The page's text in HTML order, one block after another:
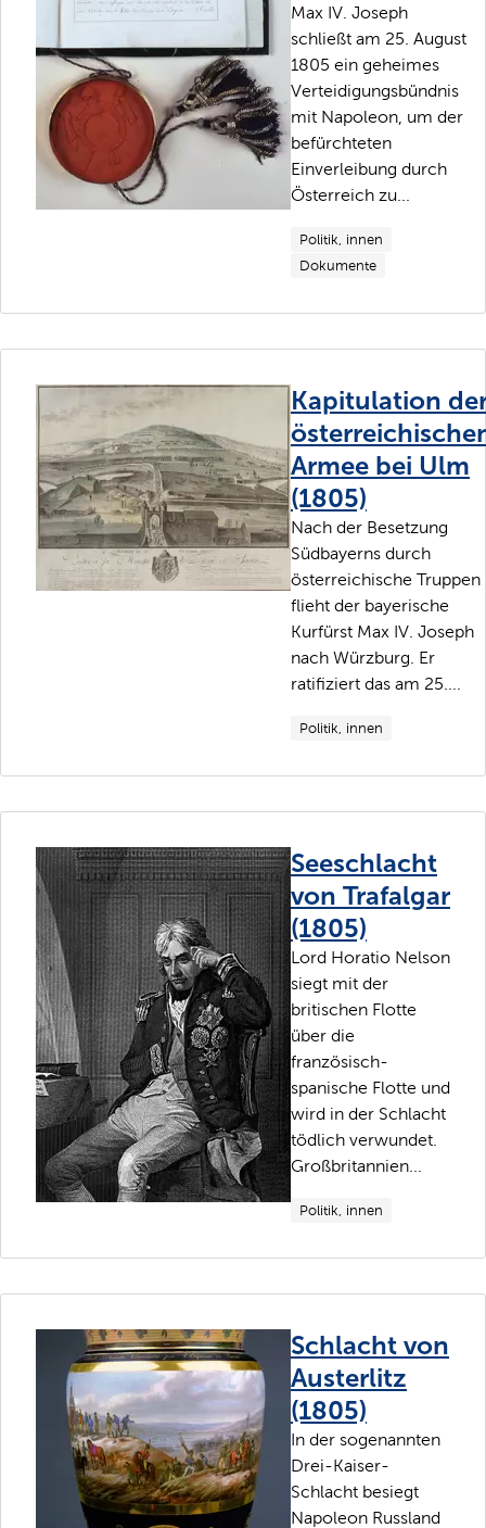
Max IV. Joseph
schließt am 25. August
1805 ein geheimes
Verteidigungsbündnis
mit Napoleon, um der
befürchteten
Einverleibung durch
Österreich zu...
Politik, innen
Dokumente
Kapitulation
Armee bei Ulm
(1805)
Nach der Besetzung
Südbayerns durch
österreichische Truppen
flieht der bayerische
Kurfürst Max IV. Joseph
nach Würzburg. Er
ratifiziert das am 25....
Politik, innen
Seeschlacht
von Trafalgar
(1805)
Lord Horatio Nelson
siegt mit der
britischen Flotte
über die
französisch-
spanische Flotte und
wird in der Schlacht
tödlich verwundet.
Großbritannien...
Politik, innen
Schlacht von
Austerlitz
(1805)
In der sogenannten
Drei-Kaiser-
Schlacht besiegt
Napoleon Russland